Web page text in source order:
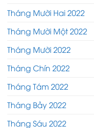
Tháng Mười Hai 2022
Tháng Mười Một 2022
Tháng Mười 2022
Tháng Chín 2022
Tháng Tám 2022
Tháng Bảy 2022
Tháng Sáu 2022